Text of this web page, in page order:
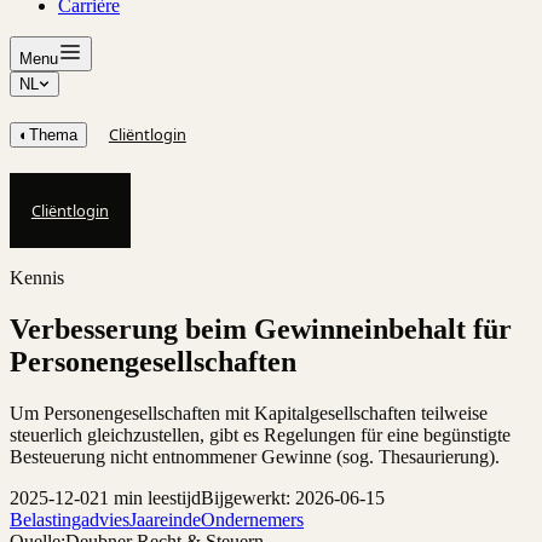
Carrière
Menu
NL
◐ Thema Cliëntlogin
Cliëntlogin
Kennis
Verbesserung beim Gewinneinbehalt für
Personengesellschaften
Um Personengesellschaften mit Kapitalgesellschaften teilweise
steuerlich gleichzustellen, gibt es Regelungen für eine begünstigte
Besteuerung nicht entnommener Gewinne (sog. Thesaurierung).
2025-12-021 min leestijdBijgewerkt: 2026-06-15
BelastingadviesJaareindeOndernemers